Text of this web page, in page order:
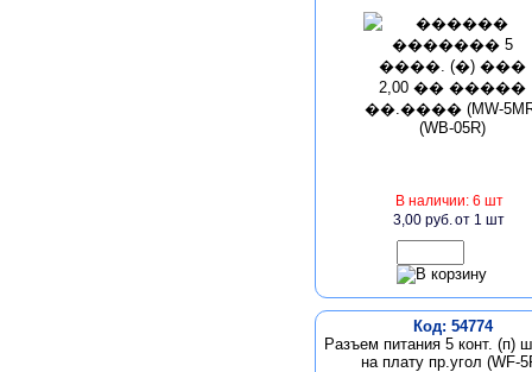
В наличии: 6 шт
3,00 руб.от 1 шт
Код: 54774
Разъем питания 5 конт. (п)
на плату пр.угол (WF-